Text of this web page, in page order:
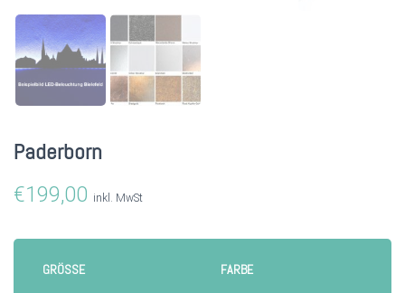
Paderborn
€199,00 inkl. MwSt
GRÖSSE FARBE